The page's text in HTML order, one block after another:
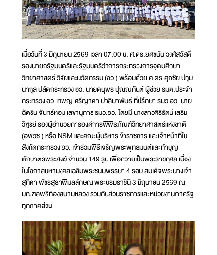
เมื่อวันที่ 3 มิถุนายน 2569 เวลา 07.00 น. ศ.ดร.ยศชนัน วงศ์สวัสดิ์
รองนายกรัฐมนตรีและรัฐมนตรีว่าการกระทรวงการอุดมศึกษา
วิทยาศาสตร์ วิจัยและนวัตกรรม (อว.) พร้อมด้วย ศ.ดร.ศุภชัย ปทุม
นากุล ปลัดกระทรวง อว. นายดนุพร ปุณณกันต์ ผู้ช่วย รมต.ประจำ
กระทรวง อว. ทพญ.ศรีญาดา ปาลิมาพันธ์ ที่ปรึกษา รมว.อว. นาย
ฉัตริน จันทร์หอม เลขานุการ รมว.อว. โดยมี นางสาวศิริรัตน์ เสริม
วิฑูรย์ รองผู้อำนวยการองค์การพิพิธภัณฑ์วิทยาศาสตร์แห่งชาติ
(อพวช.) หรือ NSM และคณะผู้บริหาร ข้าราชการ และเจ้าหน้าที่ใน
สังกัดกระทรวง อว. เข้าร่วมพิธีเจริญพระพุทธมนต์และทำบุญ
ตักบาตรพระสงฆ์ จำนวน 149 รูป เพื่อถวายเป็นพระราชกุศล เนื่อง
ในโอกาสมหามงคลเฉลิมพระชนมพรรษา 4 รอบ สมเด็จพระนางเจ้า
สุทิดา พัชรสุธาพิมลลักษณ พระบรมราชินี 3 มิถุนายน 2569 ณ
มณฑลพิธีท้องสนามหลวง ร่วมกับส่วนราชการและหน่วยงานภาครัฐ
ทุกภาคส่วน